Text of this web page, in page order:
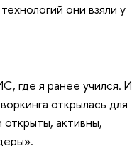
они взяли у
где я ранее учился. И
открылась для
активны,